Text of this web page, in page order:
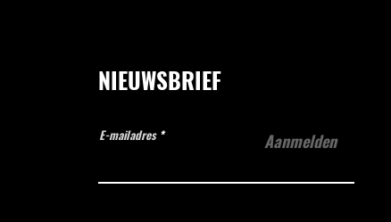
NIEUWSBRIEF
E-mailadres Aanmelden